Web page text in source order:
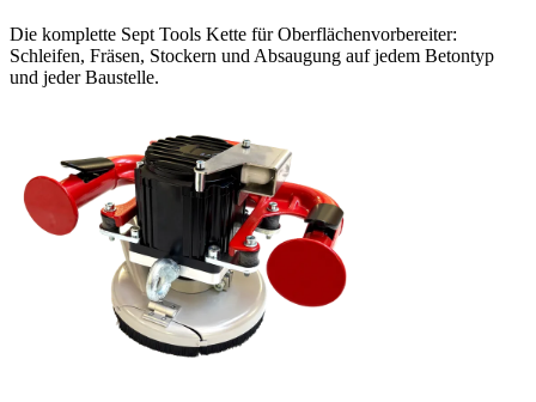
Die komplette Sept Tools Kette für Oberflächenvorbereiter:
Schleifen, Fräsen, Stockern und Absaugung auf jedem Betontyp
und jeder Baustelle.